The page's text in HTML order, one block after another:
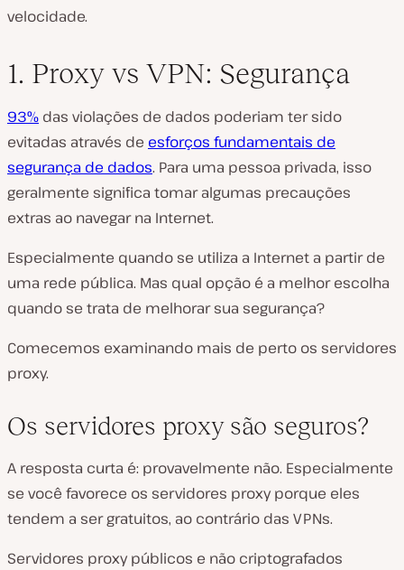
velocidade.
1. Proxy vs VPN: Segurança
93% das violações de dados poderiam ter sido
evitadas através de esforços fundamentais de
segurança de dados. Para uma pessoa privada, isso
geralmente significa tomar algumas precauções
extras ao navegar na Internet.
Especialmente quando se utiliza a Internet a partir de
uma rede pública. Mas qual opção é a melhor escolha
quando se trata de melhorar sua segurança?
Comecemos examinando mais de perto os servidores
proxy.
Os servidores proxy são seguros?
A resposta curta é: provavelmente não. Especialmente
se você favorece os servidores proxy porque eles
tendem a ser gratuitos, ao contrário das VPNs.
Servidores proxy públicos e não criptografados